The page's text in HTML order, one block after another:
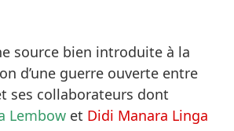
source bien introduite à la
d’une guerre ouverte entre
ses collaborateurs dont
Lembow et Didi Manara Linga